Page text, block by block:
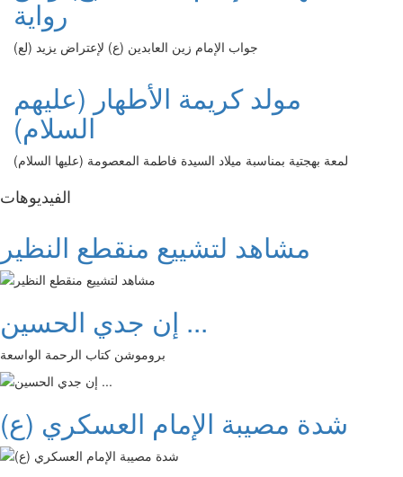
رواية
جواب الإمام زين العابدين (ع) لإعتراض يزيد (لع)
مولد كريمة الأطهار (عليهم
السلام)
لمعة بهجتية بمناسبة ميلاد السيدة فاطمة المعصومة (عليها السلام)
الفیدیوهات
مشاهد لتشييع منقطع النظير
إن جدي الحسين ...
بروموشن كتاب الرحمة الواسعة
شدة مصيبة الإمام العسكري (ع)